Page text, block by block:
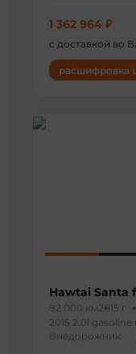
1 362 964 ₽
с доставкой во
расшифровка
Hawtai Santa
82 000 км2015 г
2015 2.0l
Внедорожник